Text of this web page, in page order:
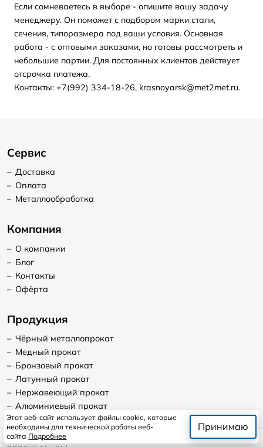
Если сомневаетесь в выборе - опишите вашу задачу
менеджеру. Он поможет с подбором марки стали,
сечения, типоразмера под ваши условия. Основная
работа - с оптовыми заказами, но готовы рассмотреть и
небольшие партии. Для постоянных клиентов действует
отсрочка платежа.
Контакты: +7(992) 334-18-26, krasnoyarsk@met2met.ru.
Сервис
– Доставка
– Оплата
– Металлообработка
Компания
– О компании
– Блог
– Контакты
– Офёрта
Продукция
– Чёрный металлопрокат
– Медный прокат
– Бронзовый прокат
– Латунный прокат
– Нержавеющий прокат
– Алюминиевый прокат
Этот веб-сайт использует файлы cookie, которые
необходимы для технической работы веб-
сайта Подробнее
Принимаю